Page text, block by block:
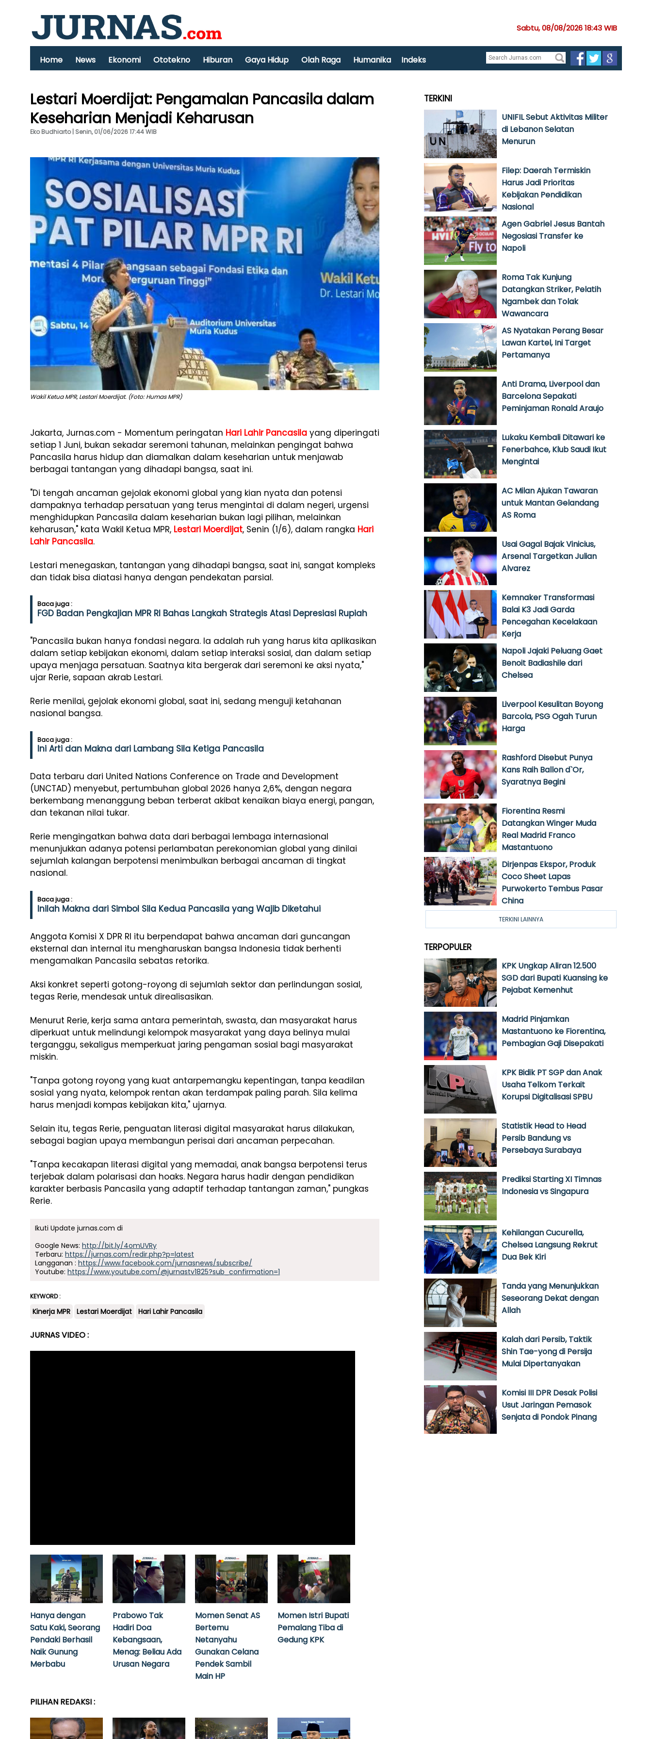
Sabtu, 08/08/2026 18:43 WIB
Home News Ekonomi Ototekno Hiburan Gaya Hidup Olah Raga Humanika Indeks
Lestari Moerdijat: Pengamalan Pancasila dalam
Keseharian Menjadi Keharusan
Eko Budhiarto | Senin, 01/06/2026 17:44 WIB
Wakil Ketua MPR, Lestari Moerdijat. (Foto: Humas MPR)
Jakarta, Jurnas.com - Momentum peringatan Hari Lahir Pancasila yang diperingati
setiap 1 Juni, bukan sekadar seremoni tahunan, melainkan pengingat bahwa
Pancasila harus hidup dan diamalkan dalam keseharian untuk menjawab
berbagai tantangan yang dihadapi bangsa, saat ini.
"Di tengah ancaman gejolak ekonomi global yang kian nyata dan potensi
dampaknya terhadap persatuan yang terus mengintai di dalam negeri, urgensi
menghidupkan Pancasila dalam keseharian bukan lagi pilihan, melainkan
keharusan," kata Wakil Ketua MPR, Lestari Moerdijat, Senin (1/6), dalam rangka Hari
Lahir Pancasila.
Lestari menegaskan, tantangan yang dihadapi bangsa, saat ini, sangat kompleks
dan tidak bisa diatasi hanya dengan pendekatan parsial.
Baca juga :
FGD Badan Pengkajian MPR RI Bahas Langkah Strategis Atasi Depresiasi Rupiah
"Pancasila bukan hanya fondasi negara. Ia adalah ruh yang harus kita aplikasikan
dalam setiap kebijakan ekonomi, dalam setiap interaksi sosial, dan dalam setiap
upaya menjaga persatuan. Saatnya kita bergerak dari seremoni ke aksi nyata,"
ujar Rerie, sapaan akrab Lestari.
Rerie menilai, gejolak ekonomi global, saat ini, sedang menguji ketahanan
nasional bangsa.
Baca juga :
Ini Arti dan Makna dari Lambang Sila Ketiga Pancasila
Data terbaru dari United Nations Conference on Trade and Development
(UNCTAD) menyebut, pertumbuhan global 2026 hanya 2,6%, dengan negara
berkembang menanggung beban terberat akibat kenaikan biaya energi, pangan,
dan tekanan nilai tukar.
Rerie mengingatkan bahwa data dari berbagai lembaga internasional
menunjukkan adanya potensi perlambatan perekonomian global yang dinilai
sejumlah kalangan berpotensi menimbulkan berbagai ancaman di tingkat
nasional.
Baca juga :
Inilah Makna dari Simbol Sila Kedua Pancasila yang Wajib Diketahui
Anggota Komisi X DPR RI itu berpendapat bahwa ancaman dari guncangan
eksternal dan internal itu mengharuskan bangsa Indonesia tidak berhenti
mengamalkan Pancasila sebatas retorika.
Aksi konkret seperti gotong-royong di sejumlah sektor dan perlindungan sosial,
tegas Rerie, mendesak untuk direalisasikan.
Menurut Rerie, kerja sama antara pemerintah, swasta, dan masyarakat harus
diperkuat untuk melindungi kelompok masyarakat yang daya belinya mulai
terganggu, sekaligus memperkuat jaring pengaman sosial bagi masyarakat
miskin.
"Tanpa gotong royong yang kuat antarpemangku kepentingan, tanpa keadilan
sosial yang nyata, kelompok rentan akan terdampak paling parah. Sila kelima
harus menjadi kompas kebijakan kita," ujarnya.
Selain itu, tegas Rerie, penguatan literasi digital masyarakat harus dilakukan,
sebagai bagian upaya membangun perisai dari ancaman perpecahan.
"Tanpa kecakapan literasi digital yang memadai, anak bangsa berpotensi terus
terjebak dalam polarisasi dan hoaks. Negara harus hadir dengan pendidikan
karakter berbasis Pancasila yang adaptif terhadap tantangan zaman," pungkas
Rerie.
Ikuti Update jurnas.com di
Google News: http://bit.ly/4omUVRy
Terbaru: https://jurnas.com/redir.php?p=latest
Langganan : https://www.facebook.com/jurnasnews/subscribe/
Youtube: https://www.youtube.com/@jurnastv1825?sub_confirmation=1
KEYWORD :
Kinerja MPR Lestari Moerdijat Hari Lahir Pancasila
JURNAS VIDEO :
Hanya dengan
Satu Kaki, Seorang
Pendaki Berhasil
Naik Gunung
Merbabu
Prabowo Tak
Hadiri Doa
Kebangsaan,
Menag: Beliau Ada
Urusan Negara
Momen Senat AS
Bertemu
Netanyahu
Gunakan Celana
Pendek Sambil
Main HP
Momen Istri Bupati
Pemalang Tiba di
Gedung KPK
PILIHAN REDAKSI :
TERKINI
UNIFIL Sebut Aktivitas Militer
di Lebanon Selatan
Menurun
Filep: Daerah Termiskin
Harus Jadi Prioritas
Kebijakan Pendidikan
Nasional
Agen Gabriel Jesus Bantah
Negosiasi Transfer ke
Napoli
Roma Tak Kunjung
Datangkan Striker, Pelatih
Ngambek dan Tolak
Wawancara
AS Nyatakan Perang Besar
Lawan Kartel, Ini Target
Pertamanya
Anti Drama, Liverpool dan
Barcelona Sepakati
Peminjaman Ronald Araujo
Lukaku Kembali Ditawari ke
Fenerbahce, Klub Saudi Ikut
Mengintai
AC Milan Ajukan Tawaran
untuk Mantan Gelandang
AS Roma
Usai Gagal Bajak Vinicius,
Arsenal Targetkan Julian
Alvarez
Kemnaker Transformasi
Balai K3 Jadi Garda
Pencegahan Kecelakaan
Kerja
Napoli Jajaki Peluang Gaet
Benoit Badiashile dari
Chelsea
Liverpool Kesulitan Boyong
Barcola, PSG Ogah Turun
Harga
Rashford Disebut Punya
Kans Raih Ballon d`Or,
Syaratnya Begini
Fiorentina Resmi
Datangkan Winger Muda
Real Madrid Franco
Mastantuono
Dirjenpas Ekspor, Produk
Coco Sheet Lapas
Purwokerto Tembus Pasar
China
TERKINI LAINNYA
TERPOPULER
KPK Ungkap Aliran 12.500
SGD dari Bupati Kuansing ke
Pejabat Kemenhut
Madrid Pinjamkan
Mastantuono ke Fiorentina,
Pembagian Gaji Disepakati
KPK Bidik PT SGP dan Anak
Usaha Telkom Terkait
Korupsi Digitalisasi SPBU
Statistik Head to Head
Persib Bandung vs
Persebaya Surabaya
Prediksi Starting XI Timnas
Indonesia vs Singapura
Kehilangan Cucurella,
Chelsea Langsung Rekrut
Dua Bek Kiri
Tanda yang Menunjukkan
Seseorang Dekat dengan
Allah
Kalah dari Persib, Taktik
Shin Tae-yong di Persija
Mulai Dipertanyakan
Komisi III DPR Desak Polisi
Usut Jaringan Pemasok
Senjata di Pondok Pinang